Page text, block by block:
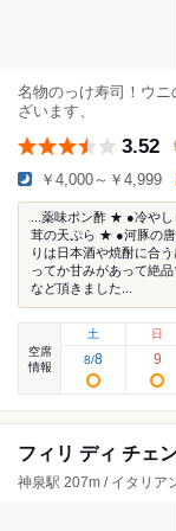
名物のっけ寿司！ウ
ざいます、
3.52
￥4,000～￥4,999
...薬味ポン酢 ★ ●冷や
茸の天ぷら ★ ●河豚の
りは日本酒や焼酎に合
ってか甘みがあって絶
など頂きました...
空席
情報
土
8/8
日
9
フィリ ディ チェ
神泉駅 207m / イタリア